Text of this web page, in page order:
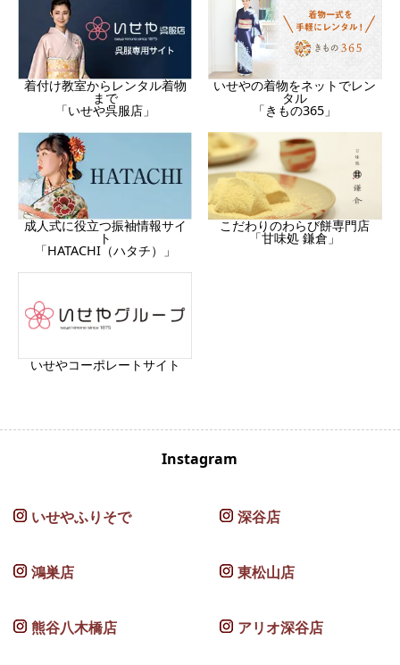
着付け教室からレンタル着物
まで
「いせや呉服店」
いせやの着物をネットでレン
タル
「きもの365」
成人式に役立つ振袖情報サイ
ト
「HATACHI（ハタチ）」
こだわりのわらび餅専門店
「甘味処 鎌倉」
いせやコーポレートサイト
Instagram
いせやふりそで 深谷店
鴻巣店 東松山店
熊谷八木橋店 アリオ深谷店